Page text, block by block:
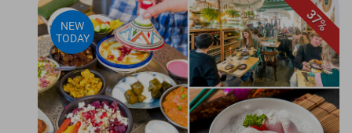
37%
NEW
TODAY